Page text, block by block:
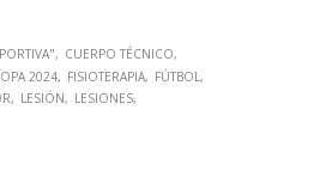
CUERPO TÉCNICO
2024 FISIOTERAPIA
FÚTBOL
LESIÓN LESIONES